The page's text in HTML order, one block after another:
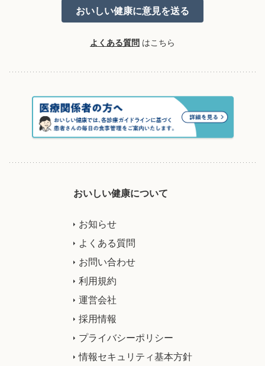
よくある質問 はこちら
おいしい健康について
お知らせ
よくある質問
お問い合わせ
利用規約
運営会社
採用情報
プライバシーポリシー
情報セキュリティ基本方針